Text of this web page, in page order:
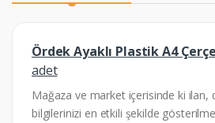
Ördek Ayaklı Plastik A4
adet
Mağaza ve market içerisinde ki ilan,
bilgilerinizi en etkili şekilde